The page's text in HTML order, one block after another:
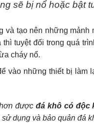
sẽ bị nổ hoặc bật
tạo nên những mảnh
tuyệt đối trong quá
cháy nổ.
vào những thiết bị làm
đượcđá khô có độc
dụng và bảo quản đá